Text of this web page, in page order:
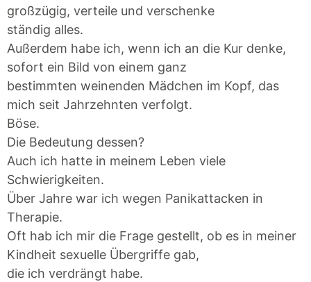
großzügig, verteile und verschenke
ständig alles.
Außerdem habe ich, wenn ich an die Kur denke,
sofort ein Bild von einem ganz
bestimmten weinenden Mädchen im Kopf, das
mich seit Jahrzehnten verfolgt.
Böse.
Die Bedeutung dessen?
Auch ich hatte in meinem Leben viele
Schwierigkeiten.
Über Jahre war ich wegen Panikattacken in
Therapie.
Oft hab ich mir die Frage gestellt, ob es in meiner
Kindheit sexuelle Übergriffe gab,
die ich verdrängt habe.